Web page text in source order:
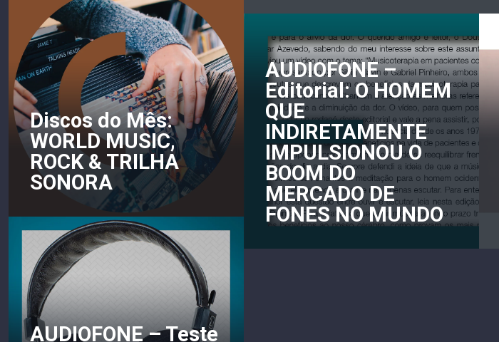
Discos do Mês:
WORLD MUSIC,
ROCK & TRILHA
SONORA
AUDIOFONE –
Editorial: O HOMEM
QUE
INDIRETAMENTE
IMPULSIONOU O
BOOM DO
MERCADO DE
FONES NO MUNDO
AUDIOFONE – Teste